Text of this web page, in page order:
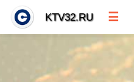
KTV32.RU ☰